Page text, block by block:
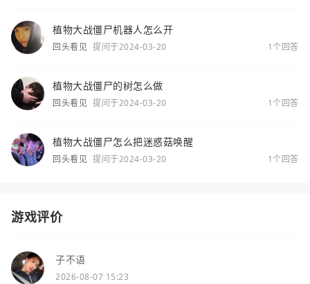
植物大战僵尸机器人怎么开
回头看见 提问于2024-03-20 1个回答
植物大战僵尸的树怎么做
回头看见 提问于2024-03-20 1个回答
植物大战僵尸怎么把迷惑菇唤醒
回头看见 提问于2024-03-20 1个回答
游戏评价
子不语
2026-08-07 15:23